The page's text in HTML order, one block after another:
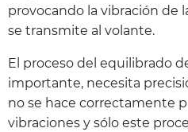
provocando la vibración de
se transmite al volante.
El proceso del equilibrado
importante, necesita
no se hace correctamente
vibraciones y sólo este